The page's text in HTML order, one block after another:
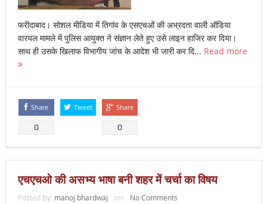
फरीदाबाद। सोशल मीडिया में तिगांव के एसएचओं की अभ्रदता वाली ऑडिया
वारयल मामले में पुलिस आयुक्त ने संज्ञान लेते हुए उसे लाइन हाजिर कर दिया।
साथ ही उसके खिलाफ विभागीय जांच के आदेश भी जारी कर दि... Read more
Share
0
Tweet Share
0
एचएचओ की असभ्य भाषा बनी शहर में चर्चा का विषय
Posted By: manoj bhardwaj on: No Comments